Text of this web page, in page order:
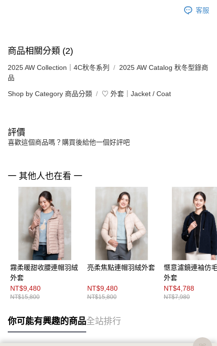
客服
商品相關分類 (2)
2025 AW Collection｜4C秋冬系列
2025 AW Catalog 秋冬型錄商
品
Shop by Category 商品分類 ♡ 外套｜Jacket / Coat
評價
喜歡這個商品嗎？購買後給他一個好評吧
一 其他人也在看 一
霧柔暖甜收腰連帽羽絨
外套
NT$9,480
NT$15,800
亮柔焦點連帽羽絨外套
NT$9,480
NT$15,800
愜意濾鏡連袖仿
外套
NT$4,788
NT$7,980
你可能有興趣的商品全站排行